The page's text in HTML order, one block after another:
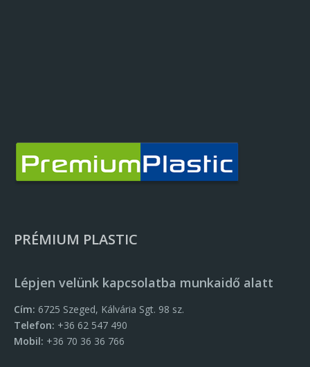
PRÉMIUM PLASTIC
Lépjen velünk kapcsolatba munkaidő alatt
Cím: 6725 Szeged, Kálvária Sgt. 98 sz.
Telefon: +36 62 547 490
Mobil: +36 70 36 36 766